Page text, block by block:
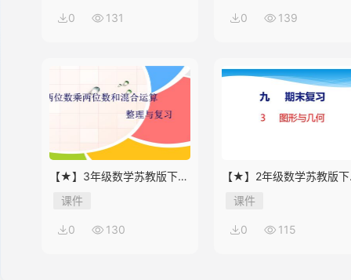
0 131 0 139
【★】3年级数学苏教版下册
课件第10单元《单元复习》
课件
0 130
【★】2年级数学苏教版
课件第9单元《期末复习》
课件
0 115